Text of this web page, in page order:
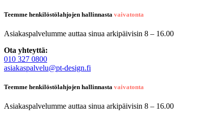
Teemme henkilöstölahjojen hallinnasta vaivatonta
Asiakaspalvelumme auttaa sinua arkipäivisin 8 – 16.00
Ota yhteyttä:
010 327 0800
asiakaspalvelu@pt-design.fi
Teemme henkilöstölahjojen hallinnasta vaivatonta
Asiakaspalvelumme auttaa sinua arkipäivisin 8 – 16.00